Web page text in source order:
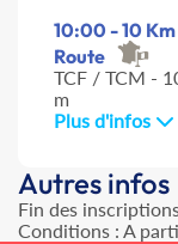
10:00 - 10 Km
Route
TCF / TCM -
m
Plus d'infos
Autres infos
Fin des
Conditions : A